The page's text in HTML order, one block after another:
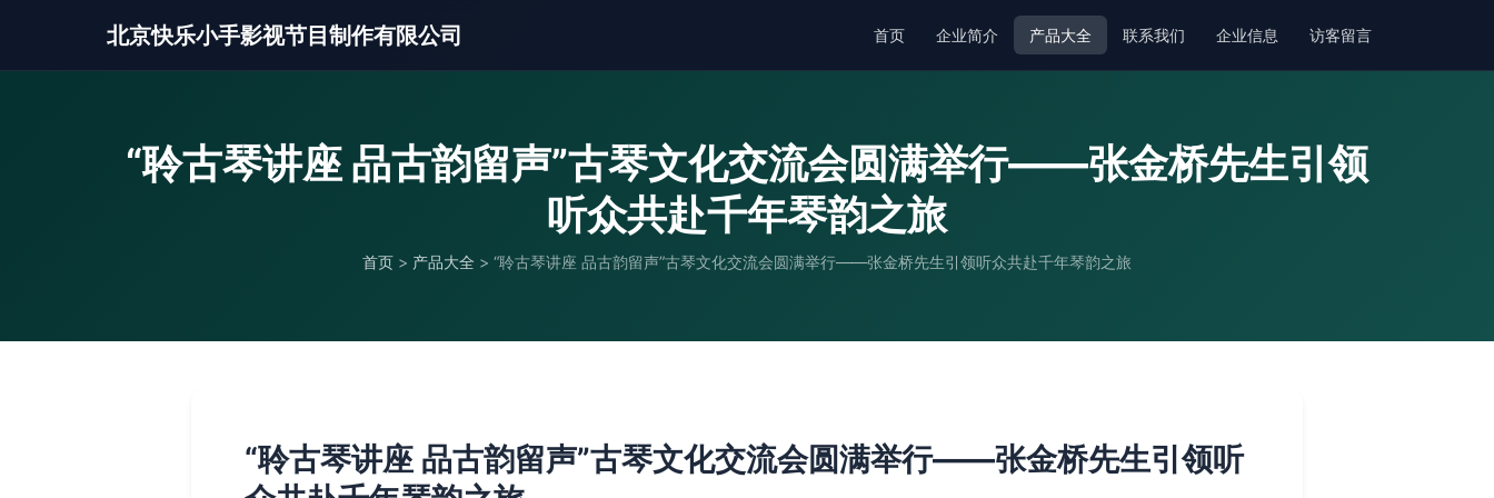
北京快乐小手影视节目制作有限公司 首页 企业简介 产品大全 联系我们 企业信息 访客留言
“聆古琴讲座 品古韵留声”古琴文化交流会圆满举行——张金桥先生引领
听众共赴千年琴韵之旅
首页 > 产品大全 > “聆古琴讲座 品古韵留声”古琴文化交流会圆满举行——张金桥先生引领听众共赴千年琴韵之旅
“聆古琴讲座 品古韵留声”古琴文化交流会圆满举行——张金桥先生引领听